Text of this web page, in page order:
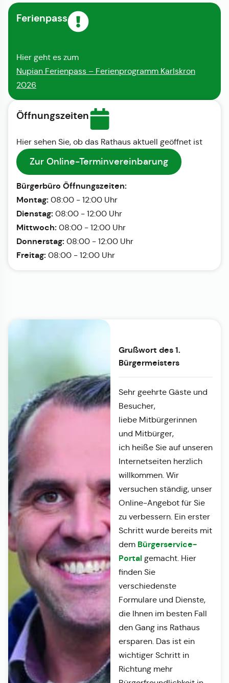
Ferienpass
Hier geht es zum
Nupian Ferienpass – Ferienprogramm Karlskron
2026
Öffnungszeiten
Hier sehen Sie, ob das Rathaus aktuell geöffnet ist
Zur Online-Terminvereinbarung
Bürgerbüro Öffnungszeiten:
Montag: 08:00 - 12:00 Uhr
Dienstag: 08:00 - 12:00 Uhr
Mittwoch: 08:00 - 12:00 Uhr
Donnerstag: 08:00 - 12:00 Uhr
Freitag: 08:00 - 12:00 Uhr
Grußwort des 1.
Bürgermeisters
Sehr geehrte Gäste und
Besucher,
liebe Mitbürgerinnen
und Mitbürger,
ich heiße Sie auf unseren
Internetseiten herzlich
willkommen. Wir
versuchen ständig, unser
Online-Angebot für Sie
zu verbessern. Ein erster
Schritt wurde bereits mit
dem Bürgerservice-
Portalgemacht. Hier
finden Sie
verschiedenste
Formulare und Dienste,
die Ihnen im besten Fall
den Gang ins Rathaus
ersparen. Das ist ein
wichtiger Schritt in
Richtung mehr